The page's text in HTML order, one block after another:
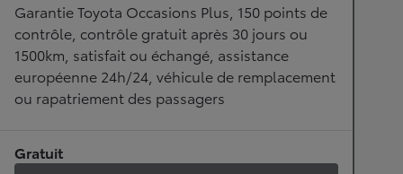
Garantie Toyota Occasions Plus, 150 points de
contrôle, contrôle gratuit après 30 jours ou
1500km, satisfait ou échangé, assistance
européenne 24h/24, véhicule de remplacement
ou rapatriement des passagers
Gratuit